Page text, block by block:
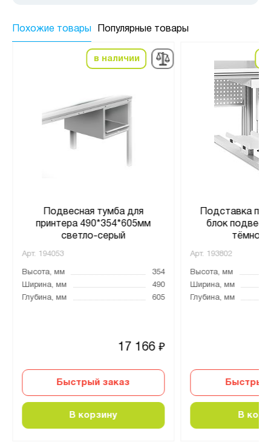
Похожие товары Популярные товары
в наличии
Подвесная тумба для
принтера 490*354*605мм
светло-серый
Арт. 194053
Высота, мм
354
Ширина, мм
490
Глубина, мм
605
17 166₽
Быстрый заказ
В корзину
Подставка
блок
тёмно-
Арт. 193802
Высота, мм
Ширина, мм
Глубина, мм
Быстрый
В